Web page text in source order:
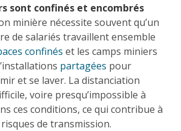
sont confinés et encombrés
minière nécessite souvent qu’un
de salariés travaillent ensemble
confinés et les camps miniers
partagées pour
et se laver. La distanciation
voire presqu’impossible à
ces conditions, ce qui contribue à
de transmission.